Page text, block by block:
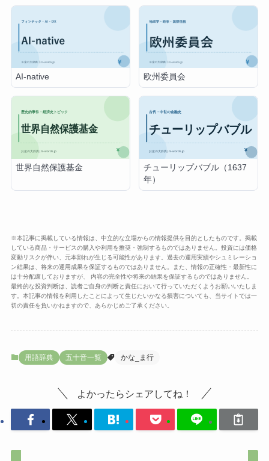
AI-native 欧州委員会
世界自然保護基金
チューリップバブル（1637
年）
※本記事に掲載している情報は、中立的な立場からの情報提供を目的としたものです。掲載
している商品・サービスの購入や利用を推奨・強制するものではありません。投資には価格
変動リスクが伴い、元本割れが生じる可能性があります。過去の運用実績やシュミレーショ
ン結果は、将来の運用成果を保証するものではありません。また、情報の正確性・最新性に
は十分配慮しておりますが、 内容の完全性や将来の結果を保証するものではありません。
最終的な投資判断は、読者ご自身の判断と責任において行っていただくようお願いいたしま
す。本記事の情報を利用したことによって生じたいかなる損害についても、当サイトでは一
切の責任を負いかねますので、あらかじめご了承ください。
用語辞典 五十音一覧 かな_ま行
よかったらシェアしてね！